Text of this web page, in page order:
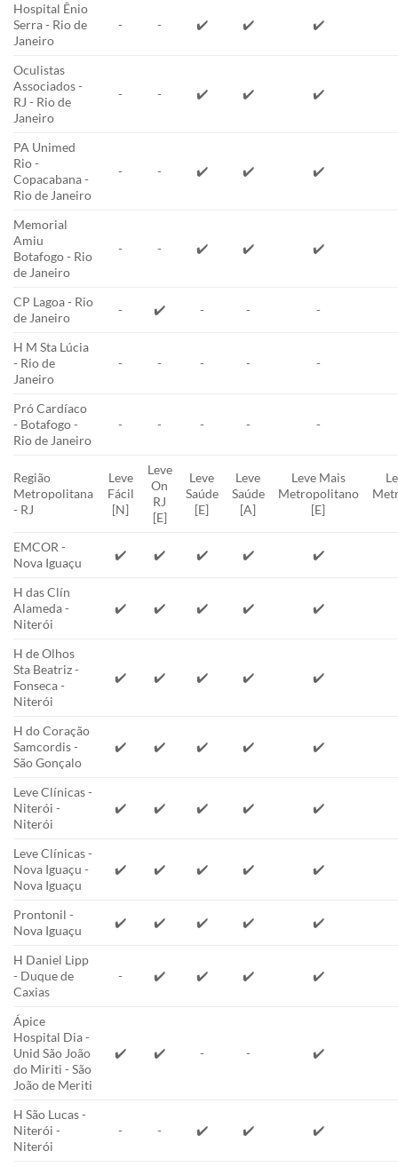
Hospital Ênio
Serra - Rio de
Janeiro
- - ✔️ ✔️ ✔️
Oculistas
Associados -
RJ - Rio de
Janeiro
- - ✔️ ✔️ ✔️
PA Unimed
Rio -
Copacabana -
Rio de Janeiro
- - ✔️ ✔️ ✔️
Memorial
Amiu
Botafogo - Rio
de Janeiro
- - ✔️ ✔️ ✔️
CP Lagoa - Rio
de Janeiro
- ✔️ - - -
H M Sta Lúcia
- Rio de
Janeiro
- - - - -
Pró Cardíaco
- Botafogo -
Rio de Janeiro
- - - - -
Região
Metropolitana
- RJ
Leve
Fácil
[N]
Leve
On
RJ
[E]
Leve
Saúde
[E]
Leve
Saúde
[A]
Leve Mais
Metropolitano
[E]
EMCOR -
Nova Iguaçu
✔️ ✔️ ✔️ ✔️ ✔️
H das Clín
Alameda -
Niterói
✔️ ✔️ ✔️ ✔️ ✔️
H de Olhos
Sta Beatriz -
Fonseca -
Niterói
✔️ ✔️ ✔️ ✔️ ✔️
H do Coração
Samcordis -
São Gonçalo
✔️ ✔️ ✔️ ✔️ ✔️
Leve Clínicas -
Niterói -
Niterói
✔️ ✔️ ✔️ ✔️ ✔️
Leve Clínicas -
Nova Iguaçu -
Nova Iguaçu
✔️ ✔️ ✔️ ✔️ ✔️
Prontonil -
Nova Iguaçu
✔️ ✔️ ✔️ ✔️ ✔️
H Daniel Lipp
- Duque de
Caxias
- ✔️ ✔️ ✔️ ✔️
Ápice
Hospital Dia -
Unid São João
do Miriti - São
João de Meriti
✔️ ✔️ - - ✔️
H São Lucas -
Niterói -
Niterói
- - ✔️ ✔️ ✔️